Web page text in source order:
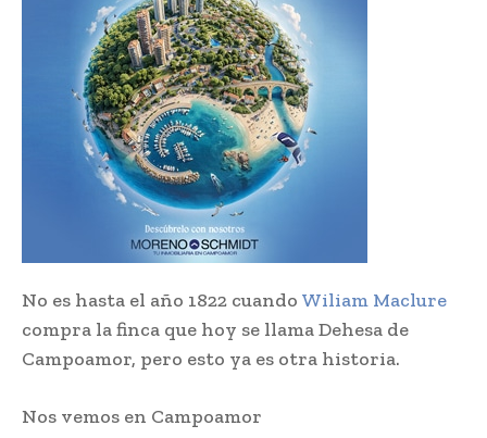
No es hasta el año 1822 cuando Wiliam Maclure
compra la finca que hoy se llama Dehesa de
Campoamor, pero esto ya es otra historia.
Nos vemos en Campoamor